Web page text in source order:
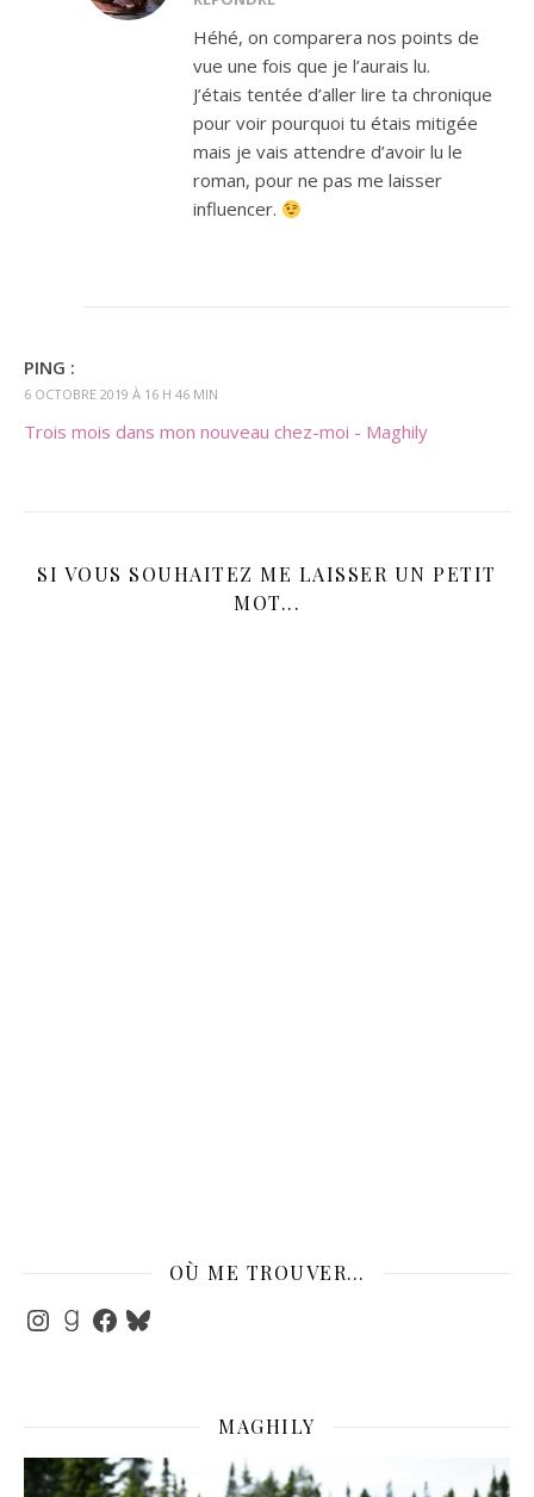
Héhé, on comparera nos points de
vue une fois que je l’aurais lu.
J’étais tentée d’aller lire ta chronique
pour voir pourquoi tu étais mitigée
mais je vais attendre d’avoir lu le
roman, pour ne pas me laisser
influencer.
PING :
6 OCTOBRE 2019 À 16 H 46 MIN
Trois mois dans mon nouveau chez-moi - Maghily
SI VOUS SOUHAITEZ ME LAISSER UN PETIT
MOT...
OÙ ME TROUVER…
Instagram
Goodreads
Facebook
Bluesky
MAGHILY